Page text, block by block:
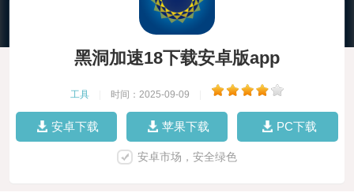
黑洞加速18下载安卓版app
工具 时间：2025-09-09
安卓下载 苹果下载 PC下载
安卓市场，安全绿色